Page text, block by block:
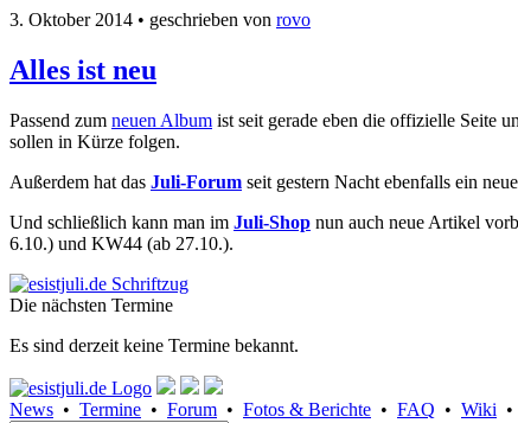
3. Oktober 2014 • geschrieben von rovo
Alles ist neu
Passend zum neuen Album ist seit gerade eben die offizielle Seite
sollen in Kürze folgen.
Außerdem hat das Juli-Forum seit gestern Nacht ebenfalls ein
Und schließlich kann man im Juli-Shop nun auch neue Artikel
6.10.) und KW44 (ab 27.10.).
Die nächsten Termine
Es sind derzeit keine Termine bekannt.
News • Termine • Forum • Fotos & Berichte • FAQ • Wiki •